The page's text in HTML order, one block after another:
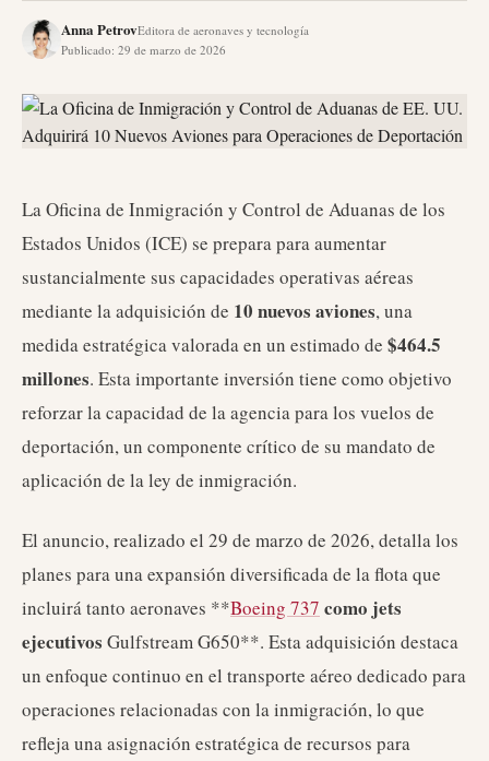
Anna PetrovEditora de aeronaves y tecnología
Publicado: 29 de marzo de 2026
La Oficina de Inmigración y Control de Aduanas de los
Estados Unidos (ICE) se prepara para aumentar
sustancialmente sus capacidades operativas aéreas
mediante la adquisición de 10 nuevos aviones, una
medida estratégica valorada en un estimado de $464.5
millones. Esta importante inversión tiene como objetivo
reforzar la capacidad de la agencia para los vuelos de
deportación, un componente crítico de su mandato de
aplicación de la ley de inmigración.
El anuncio, realizado el 29 de marzo de 2026, detalla los
planes para una expansión diversificada de la flota que
incluirá tanto aeronaves **Boeing 737 como jets
ejecutivos Gulfstream G650**. Esta adquisición destaca
un enfoque continuo en el transporte aéreo dedicado para
operaciones relacionadas con la inmigración, lo que
refleja una asignación estratégica de recursos para